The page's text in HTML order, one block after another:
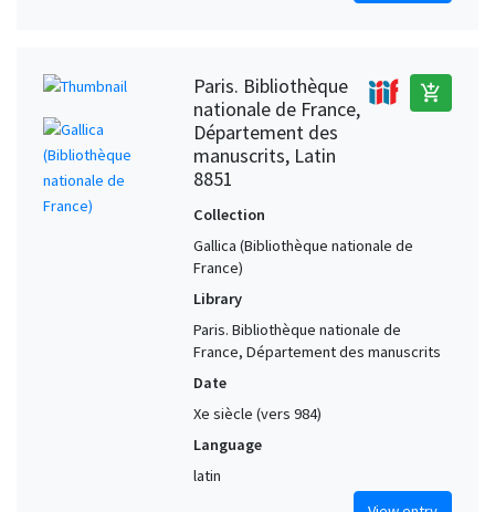
Paris. Bibliothèque
nationale de France,
Département des
manuscrits, Latin
8851
add_shopping_cart
Collection
Gallica (Bibliothèque nationale de
France)
Library
Paris. Bibliothèque nationale de
France, Département des manuscrits
Date
Xe siècle (vers 984)
Language
latin